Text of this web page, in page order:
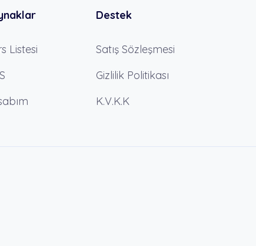
Listesi
Destek
Satış Sözleşmesi
Gizlilik Politikası
K.V.K.K